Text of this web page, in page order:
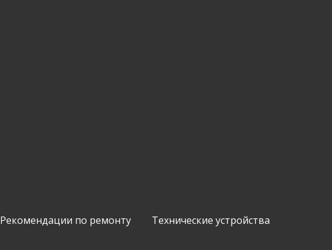
Рекомендации по ремонту Технические устройства